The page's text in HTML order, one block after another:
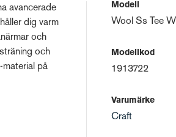
avancerade
dig varm
och
och
material på
Modell
Wool Ss Tee W
Modellkod
1913722
Varumärke
Craft